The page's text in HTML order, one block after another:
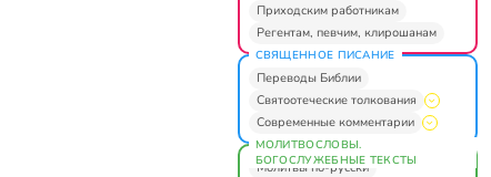
Приходским работникам
Регентам, певчим, клирошанам
СВЯЩЕННОЕ ПИСАНИЕ
Переводы Библии
Святоотеческие толкования
Современные комментарии
МОЛИТВОСЛОВЫ.
БОГОСЛУЖЕБНЫЕ ТЕКСТЫ
Молитвы по-русски